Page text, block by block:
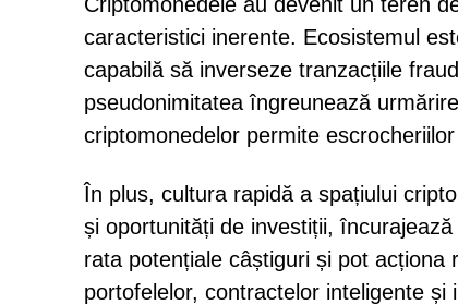
caracteristici inerente. Ecosistemul
capabilă să inverseze tranzacțiile
pseudonimitatea îngreunează
criptomonedelor permite
În plus, cultura rapidă a spațiului
și oportunități de investiții,
rata potențiale câștiguri și pot
portofelelor, contractelor inteligente